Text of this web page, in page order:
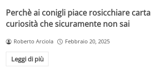
Perchè ai conigli piace rosicchiare
curiosità che sicuramente non sai
Roberto Arciola Febbraio 20, 2025
Leggi di più